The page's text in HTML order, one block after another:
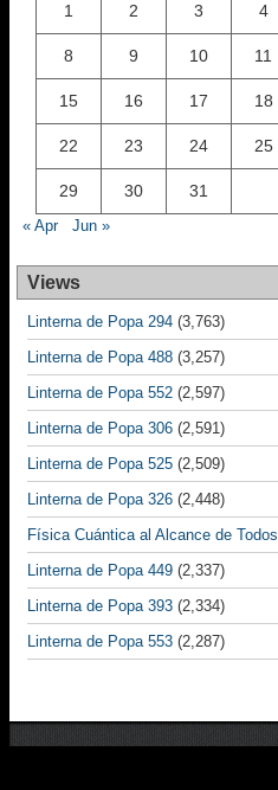
1 2 3 4
8 9 10 11
15 16 17 18
22 23 24 25
29 30 31
« Apr Jun »
Views
Linterna de Popa 294 (3,763)
Linterna de Popa 488 (3,257)
Linterna de Popa 552 (2,597)
Linterna de Popa 306 (2,591)
Linterna de Popa 525 (2,509)
Linterna de Popa 326 (2,448)
Física Cuántica al Alcance de Todos
Linterna de Popa 449 (2,337)
Linterna de Popa 393 (2,334)
Linterna de Popa 553 (2,287)